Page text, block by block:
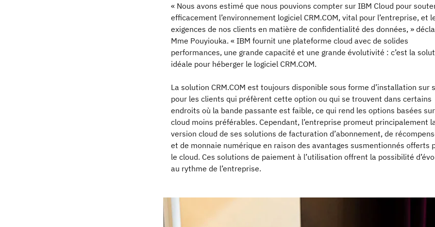
« Nous avons estimé que nous pouvions compter sur IBM Cloud pour
efficacement l’environnement logiciel CRM.COM, vital pour l’entreprise, et
exigences de nos clients en matière de confidentialité des données, »
Mme Pouyiouka. « IBM fournit une plateforme cloud avec de solides
performances, une grande capacité et une grande évolutivité : c’est la
idéale pour héberger le logiciel CRM.COM.
La solution CRM.COM est toujours disponible sous forme d’installation sur
pour les clients qui préfèrent cette option ou qui se trouvent dans certains
endroits où la bande passante est faible, ce qui rend les options basées
cloud moins préférables. Cependant, l’entreprise promeut principalement
version cloud de ses solutions de facturation d’abonnement, de
et de monnaie numérique en raison des avantages susmentionnés offerts
le cloud. Ces solutions de paiement à l’utilisation offrent la possibilité
au rythme de l’entreprise.